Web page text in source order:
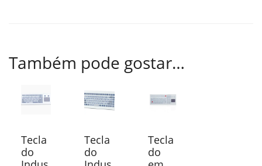
Também pode gostar…
Tecla
do
Tecla
do
Tecla
do